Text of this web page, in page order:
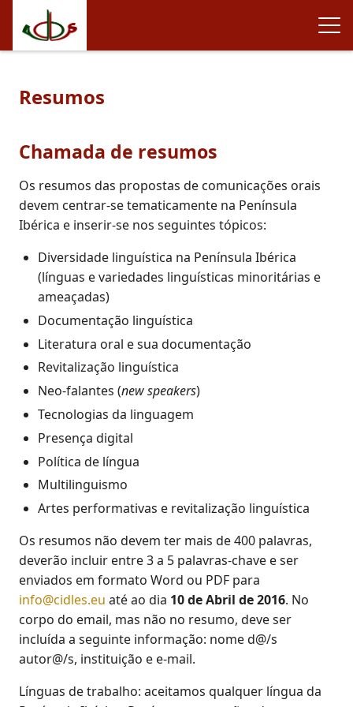
Resumos
Chamada de resumos
Os resumos das propostas de comunicações orais
devem centrar-se tematicamente na Península
Ibérica e inserir-se nos seguintes tópicos:
Diversidade linguística na Península Ibérica
(línguas e variedades linguísticas minoritárias e
ameaçadas)
Documentação linguística
Literatura oral e sua documentação
Revitalização linguística
Neo-falantes (new speakers)
Tecnologias da linguagem
Presença digital
Política de língua
Multilinguismo
Artes performativas e revitalização linguística
Os resumos não devem ter mais de 400 palavras,
deverão incluir entre 3 a 5 palavras-chave e ser
enviados em formato Word ou PDF para
info@cidles.eu até ao dia 10 de Abril de 2016. No
corpo do email, mas não no resumo, deve ser
incluída a seguinte informação: nome d@/s
autor@/s, instituição e e-mail.
Línguas de trabalho: aceitamos qualquer língua da